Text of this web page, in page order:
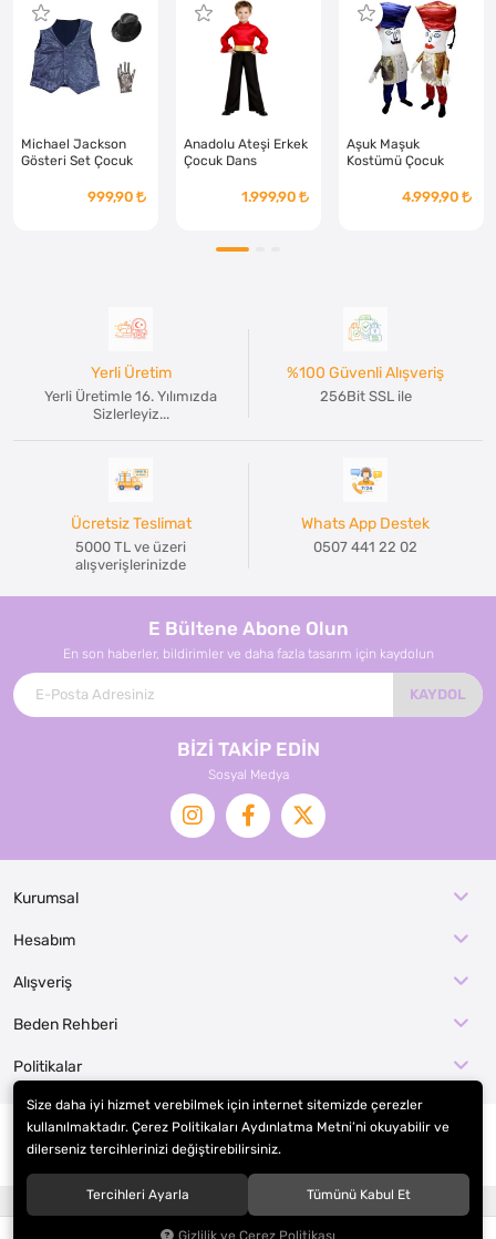
Michael Jackson
Gösteri Set Çocuk
999,90
Anadolu Ateşi Erkek
Çocuk Dans
1.999,90
Aşuk Maşuk
Kostümü Çocuk
4.999,90
Yerli Üretim
Yerli Üretimle 16. Yılımızda
Sizlerleyiz...
%100 Güvenli Alışveriş
256Bit SSL ile
Ücretsiz Teslimat
5000 TL ve üzeri
alışverişlerinizde
Whats App Destek
0507 441 22 02
E Bültene Abone Olun
En son haberler, bildirimler ve daha fazla tasarım için kaydolun
KAYDOL
BİZİ TAKİP EDİN
Sosyal Medya
Kurumsal
Hesabım
Alışveriş
Beden Rehberi
Politikalar
EFE KOSTÜM İMALAT / KOSTÜMCE
Hipotenüs ®Yeni Nesil E-Ticaret Sistemleri ile Hazırlanmıştır.
Size daha iyi hizmet verebilmek için internet sitemizde çerezler
kullanılmaktadır. Çerez Politikaları Aydınlatma Metni’ni okuyabilir ve
dilerseniz tercihlerinizi değiştirebilirsiniz.
Tercihleri Ayarla Tümünü Kabul Et
Gizlilik ve Çerez Politikası